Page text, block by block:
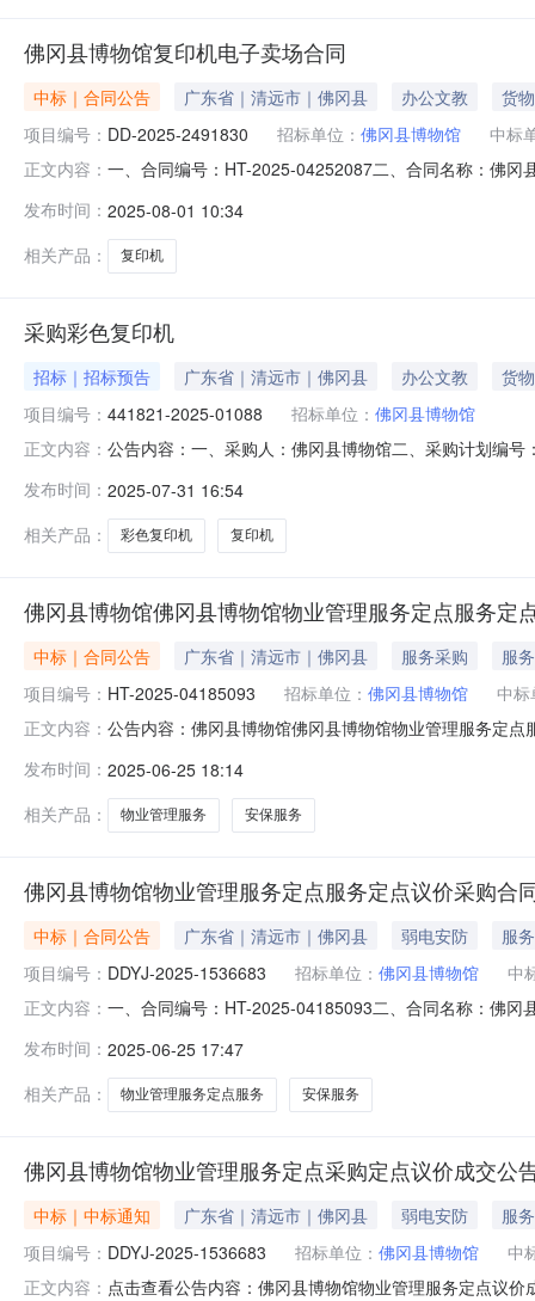
佛冈县博物馆复印机电子卖场合同
中标｜合同公告 广东省｜清远市｜佛冈县 办公文教
货物
项目编号： DD-2025-2491830 招标单位： 佛冈县博物馆
中标
正文内容： 一、合同编号：HT-2025-04252087二、合同名称：佛
号联系方式：13642553138六、合同主要信息主要标的
发布时间： 2025-08-01 10:34
相关产品：
复印机
采购彩色复印机
招标｜招标预告 广东省｜清远市｜佛冈县 办公文教
货物
项目编号： 441821-2025-01088 招标单位： 佛冈县博物馆
正文内容： 公告内容：一、采购人：佛冈县博物馆二、采购计划编
发布时间： 2025-07-31 16:54
相关产品：
彩色复印机 复印机
佛冈县博物馆佛冈县博物馆物业管理服务定点服务定
中标｜合同公告 广东省｜清远市｜佛冈县 服务采购
服务
项目编号： HT-2025-04185093 招标单位： 佛冈县博物馆
中标
正文内容： 公告内容：佛冈县博物馆佛冈县博物馆物业管理服务定
人民政府综合楼508联系方式：15992061602供应商(乙
发布时间： 2025-06-25 18:14
相关产品：
物业管理服务 安保服务
佛冈县博物馆物业管理服务定点服务定点议价采购合
中标｜合同公告 广东省｜清远市｜佛冈县 弱电安防
服务
项目编号： DDYJ-2025-1536683 招标单位： 佛冈县博物馆
中
正文内容： 一、合同编号：HT-2025-04185093二、合同名称：佛
务有限公司佛冈分公司地址：凤城联系方式：
发布时间： 2025-06-25 17:47
相关产品：
物业管理服务定点服务 安保服务
佛冈县博物馆物业管理服务定点采购定点议价成交公
中标｜中标通知 广东省｜清远市｜佛冈县 弱电安防
服务
项目编号： DDYJ-2025-1536683 招标单位： 佛冈县博物馆
中
正文内容： 点击查看公告内容：佛冈县博物馆物业管理服务定点议